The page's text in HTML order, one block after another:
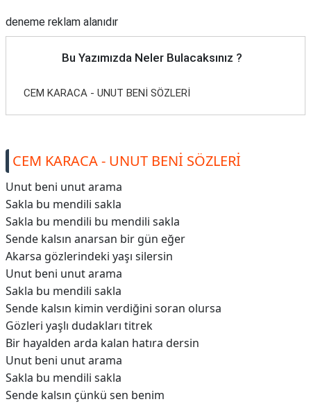
deneme reklam alanıdır
Bu Yazımızda Neler Bulacaksınız ?
CEM KARACA - UNUT BENİ SÖZLERİ
CEM KARACA - UNUT BENİ SÖZLERİ
Unut beni unut arama
Sakla bu mendili sakla
Sakla bu mendili bu mendili sakla
Sende kalsın anarsan bir gün eğer
Akarsa gözlerindeki yaşı silersin
Unut beni unut arama
Sakla bu mendili sakla
Sende kalsın kimin verdiğini soran olursa
Gözleri yaşlı dudakları titrek
Bir hayalden arda kalan hatıra dersin
Unut beni unut arama
Sakla bu mendili sakla
Sende kalsın çünkü sen benim